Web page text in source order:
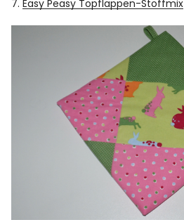
7.Easy Peasy Topflappen-Stoffmix